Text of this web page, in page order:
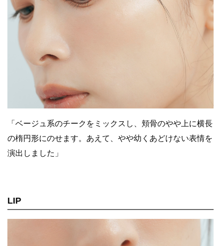
「ベージュ系のチークをミックスし、頬骨のやや上に横長
の楕円形にのせます。あえて、やや幼くあどけない表情を
演出しました」
LIP